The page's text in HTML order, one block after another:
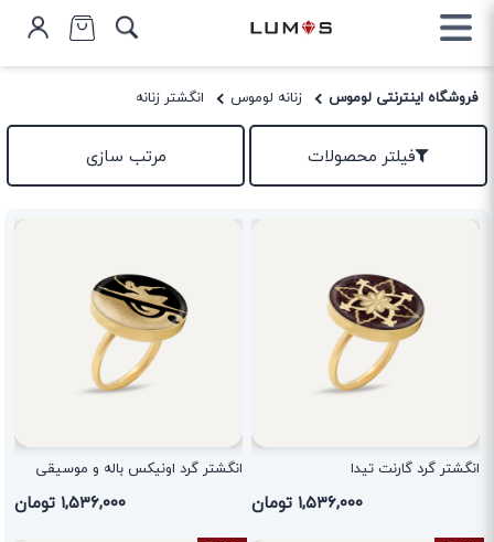
فروشگاه اینترنتی لوموس زنانه لوموس انگشتر زنانه
فیلتر محصولات مرتب سازی
انگشتر گرد گارنت تیدا
۱,۵۳۶,۰۰۰ تومان
انگشتر گرد اونیکس باله و موسیقی
۱,۵۳۶,۰۰۰ تومان